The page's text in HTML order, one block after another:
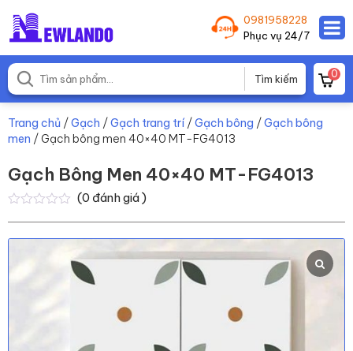
0981958228
Phục vụ 24/7
0
Trang chủ /Gạch /Gạch trang trí/Gạch bông /Gạch bông
men / Gạch bông men 40×40 MT-FG4013
Gạch Bông Men 40×40 MT-FG4013
5
(0 đánh giá )